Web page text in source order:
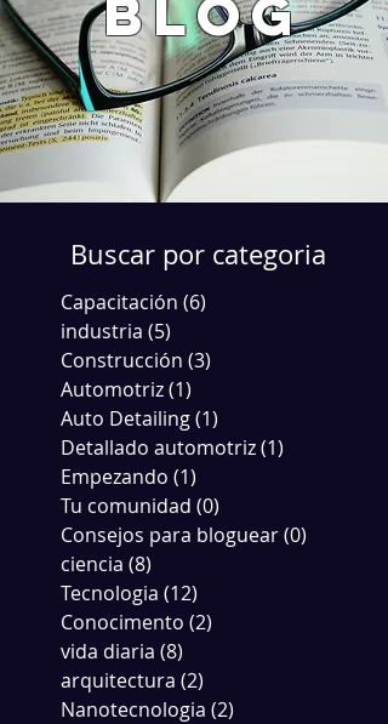
blog
Buscar por categoria
Capacitación (6)
industria (5)
Construcción (3)
Automotriz(1)
Auto Detailing(1)
Detallado automotriz(1)
Empezando (1)
Tu comunidad (0)
Consejos para bloguear(0)
ciencia (8)
Tecnologia (12)
Conocimento (2)
vida diaria (8)
arquitectura (2)
Nanotecnologia (2)